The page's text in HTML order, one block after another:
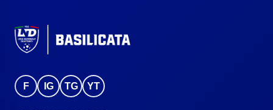
F IG TG YT